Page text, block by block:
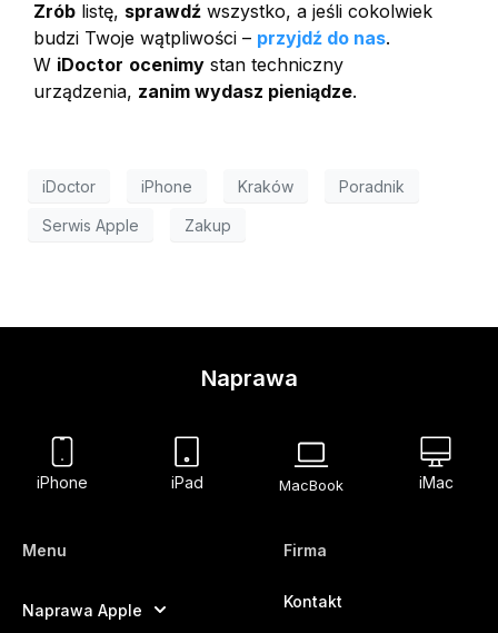
Zrób listę, sprawdź wszystko, a jeśli cokolwiek
budzi Twoje wątpliwości – przyjdź do nas.
W iDoctor ocenimy stan techniczny
urządzenia, zanim wydasz pieniądze.
iDoctor iPhone Kraków Poradnik
Serwis Apple Zakup
Naprawa
iPhone iPad MacBook iMac
Menu
Naprawa Apple
Firma
Kontakt